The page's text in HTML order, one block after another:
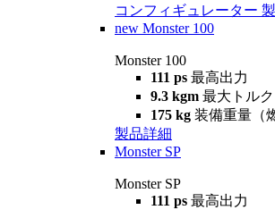
コンフィギュレーター
new Monster 100
Monster 100
111 ps 最高出力
9.3 kgm 最大トルク
175 kg 装備重量（
製品詳細
Monster SP
Monster SP
111 ps 最高出力